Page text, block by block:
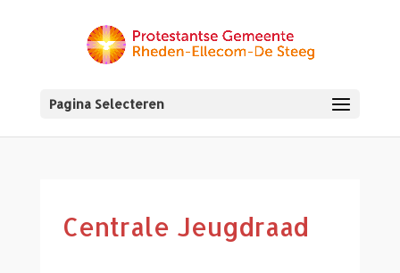
Pagina Selecteren
Centrale Jeugdraad